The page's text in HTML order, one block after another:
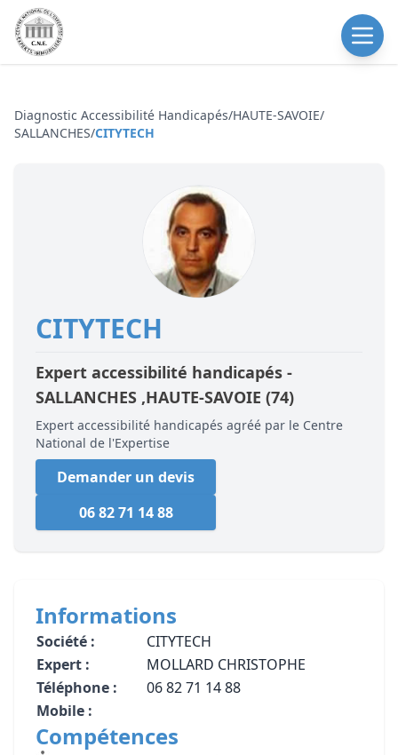
Diagnostic Accessibilité Handicapés/HAUTE-SAVOIE/
SALLANCHES/CITYTECH
CITYTECH
Expert accessibilité handicapés -
SALLANCHES ,HAUTE-SAVOIE (74)
Expert accessibilité handicapés agréé par le Centre
National de l'Expertise
Demander un devis
06 82 71 14 88
Informations
Société :
CITYTECH
Expert :
MOLLARD CHRISTOPHE
Téléphone :
06 82 71 14 88
Mobile :
Compétences